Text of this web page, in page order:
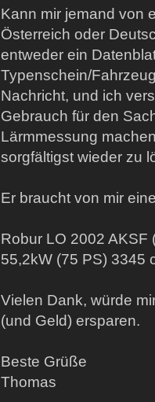
Kann mir jemand von
Österreich oder
entweder ein
Typenschein/
Nachricht, und ich
Gebrauch für den
Lärmmessung
sorgfältigst wieder zu
Er braucht von mir
Robur LO 2002 AKSF
55,2kW (75 PS) 3345
Vielen Dank, würde
(und Geld) ersparen.
Beste Grüße
Thomas